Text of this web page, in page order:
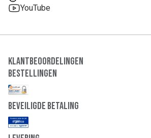
YouTube
Klantbeoordelingen
Bestellingen
Beveiligde Betaling